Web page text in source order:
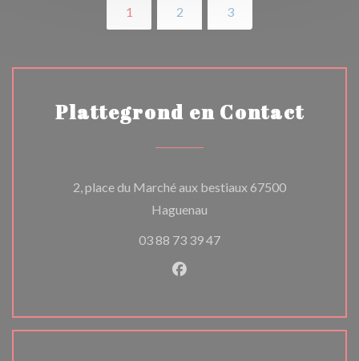
1 2 3
Plattegrond en Contact
2, place du Marché aux bestiaux 67500
Haguenau
03 88 73 39 47
Facebook ((opent in een